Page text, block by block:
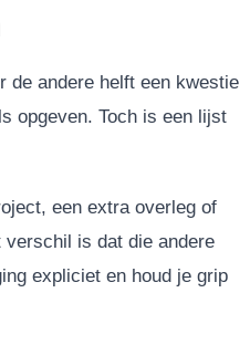
de andere helft een kwestie
opgeven. Toch is een lijst
een extra overleg of
is dat die andere
expliciet en houd je grip